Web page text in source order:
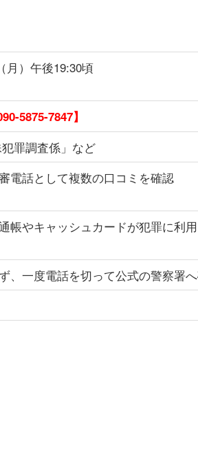
月）午後19:30頃
5875-7847】
犯罪調査係」など
電話として複数の口コミを確認
帳やキャッシュカードが犯罪に利
、一度電話を切って公式の警察署